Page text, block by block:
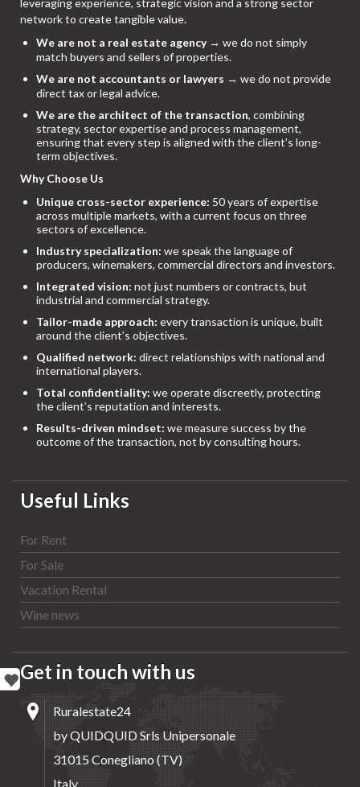
leveraging experience, strategic vision and a strong sector
network to create tangible value.
We are not a real estate agency→ we do not simply
match buyers and sellers of properties.
We are not accountants or lawyers → we do not provide
direct tax or legal advice.
We are the architect of the transaction, combining
strategy, sector expertise and process management,
ensuring that every step is aligned with the client’s long-
term objectives.
Why Choose Us
Unique cross-sector experience: 50 years of expertise
across multiple markets, with a current focus on three
sectors of excellence.
Industry specialization: we speak the language of
producers, winemakers, commercial directors and investors.
Integrated vision: not just numbers or contracts, but
industrial and commercial strategy.
Tailor-made approach: every transaction is unique, built
around the client’s objectives.
Qualified network: direct relationships with national and
international players.
Total confidentiality: we operate discreetly, protecting
the client’s reputation and interests.
Results-driven mindset: we measure success by the
outcome of the transaction, not by consulting hours.
Useful Links
For Rent
For Sale
Vacation Rental
Wine news
Get in touch with us
Ruralestate24
by QUIDQUID Srls Unipersonale
31015 Conegliano (TV)
Italy